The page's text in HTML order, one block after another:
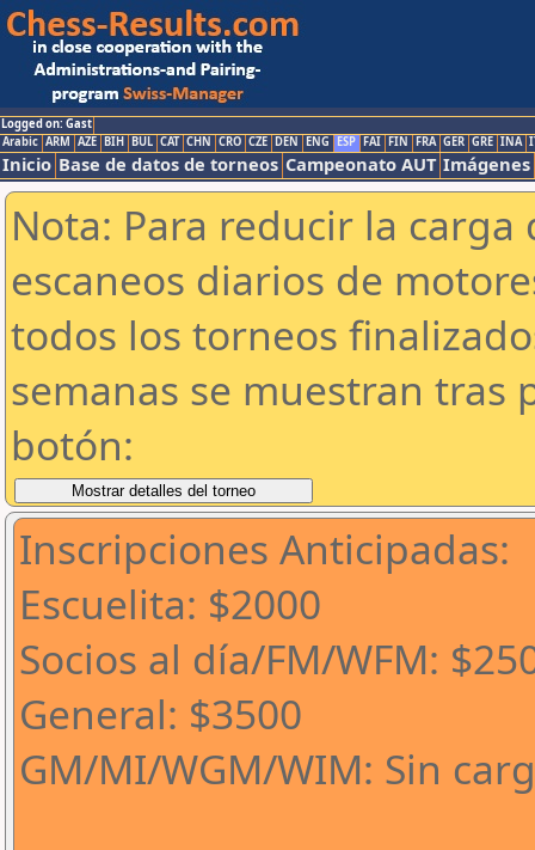
Logged on: Gast
Arabic ARM AZE BIH BUL CAT CHN CRO CZE DEN ENG ESP FAI FIN FRA GER GRE INA
Inicio Base de datos de torneos Campeonato AUT Imágenes
Nota: Para reducir la
escaneos diarios de
todos los torneos
semanas se muestran tras
botón:
Inscripciones Anticipadas:
Escuelita: $2000
Socios al día/FM/WFM:
General: $3500
GM/MI/WGM/WIM: Sin